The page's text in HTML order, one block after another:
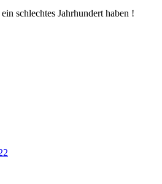
schlechtes Jahrhundert haben !